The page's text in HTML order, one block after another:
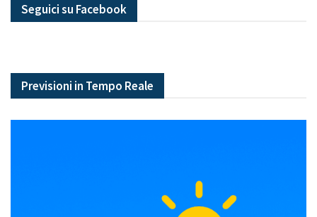
Seguici su Facebook
Previsioni in Tempo Reale